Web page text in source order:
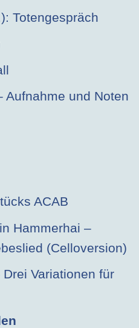
Totengespräch
Aufnahme und Noten
ACAB
Hammerhai –
(Celloversion)
Variationen für